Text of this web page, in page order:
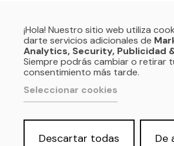
¡Hola! Nuestro sitio web utiliza
darte servicios adicionales de
Analytics, Security, Publicidad
Siempre podrás cambiar o retirar
consentimiento más tarde.
Seleccionar cookies
Descartar todas De